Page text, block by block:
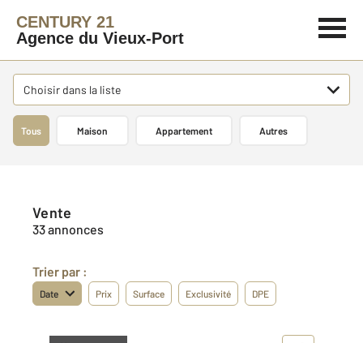
CENTURY 21
Agence du Vieux-Port
Choisir dans la liste
Tous Maison Appartement Autres
Vente
33 annonces
Trier par :
Date Prix Surface Exclusivité DPE